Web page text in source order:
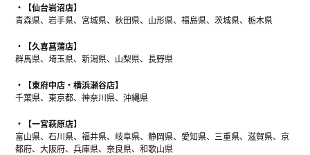
【仙台岩沼店】
青森県、岩手県、宮城県、秋田県、山形県、福島県、茨城県、栃木県
【久喜菖蒲店】
群馬県、埼玉県、新潟県、山梨県、長野県
【東府中店・横浜瀬谷店】
千葉県、東京都、神奈川県、沖縄県
【一宮萩原店】
富山県、石川県、福井県、岐阜県、静岡県、愛知県、三重県、滋賀県、京
都府、大阪府、兵庫県、奈良県、和歌山県